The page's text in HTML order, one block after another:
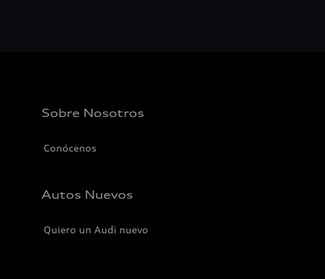
Sobre Nosotros
Conócenos
Autos Nuevos
Quiero un Audi nuevo